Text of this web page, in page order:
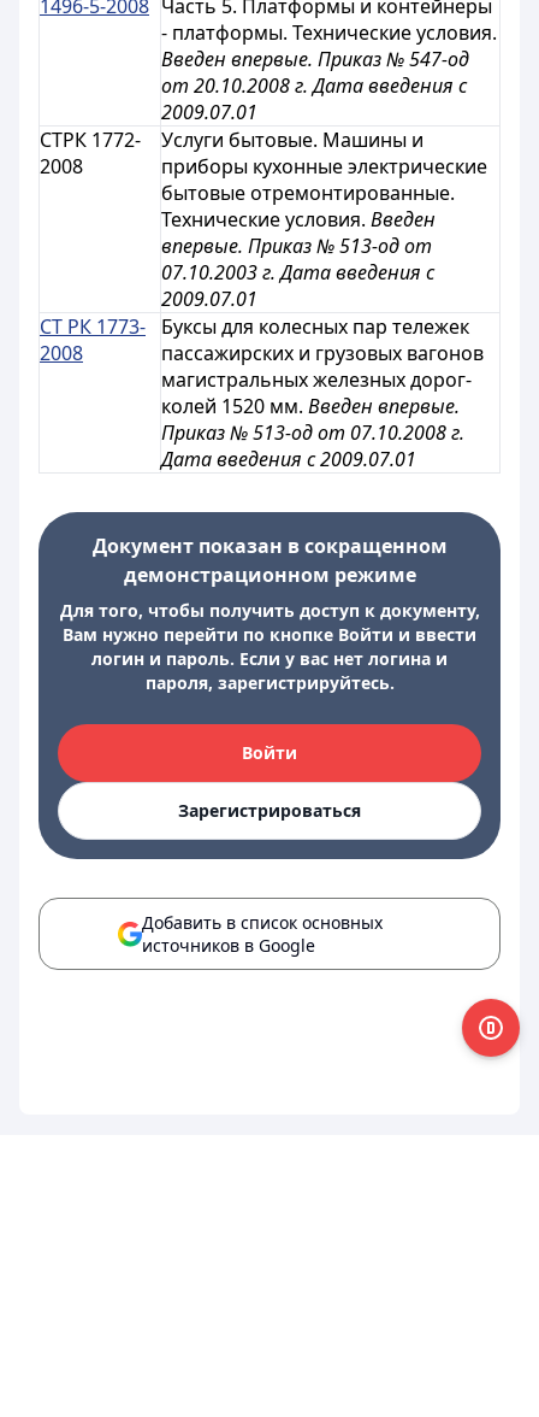
1496-5-2008 Часть 5. Платформы и контейнеры
- платформы. Технические условия.
Введен впервые. Приказ № 547-од
от 20.10.2008 г. Дата введения с
2009.07.01
СТРК 1772-
2008
Услуги бытовые. Машины и
приборы кухонные электрические
бытовые отремонтированные.
Технические условия. Введен
впервые. Приказ № 513-од от
07.10.2003 г. Дата введения с
2009.07.01
СТ РК 1773-
2008
Буксы для колесных пар тележек
пассажирских и грузовых вагонов
магистральных железных дорог-
колей 1520 мм. Введен впервые.
Приказ № 513-од от 07.10.2008 г.
Дата введения с 2009.07.01
Документ показан в сокращенном
демонстрационном режиме
Для того, чтобы получить доступ к документу,
Вам нужно перейти по кнопке Войти и ввести
логин и пароль. Если у вас нет логина и
пароля, зарегистрируйтесь.
Войти
Зарегистрироваться
Добавить в список основных
источников в Google